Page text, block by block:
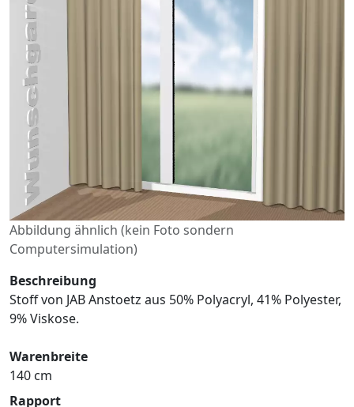
Abbildung ähnlich (kein Foto sondern
Computersimulation)
Beschreibung
Stoff von JAB Anstoetz aus 50% Polyacryl, 41% Polyester,
9% Viskose.
Warenbreite
140 cm
Rapport